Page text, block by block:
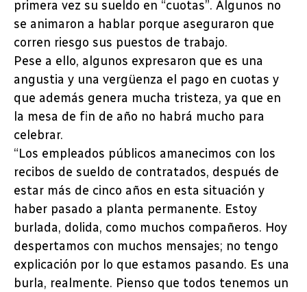
primera vez su sueldo en “cuotas”. Algunos no
se animaron a hablar porque aseguraron que
corren riesgo sus puestos de trabajo.
Pese a ello, algunos expresaron que es una
angustia y una vergüenza el pago en cuotas y
que además genera mucha tristeza, ya que en
la mesa de fin de año no habrá mucho para
celebrar.
“Los empleados públicos amanecimos con los
recibos de sueldo de contratados, después de
estar más de cinco años en esta situación y
haber pasado a planta permanente. Estoy
burlada, dolida, como muchos compañeros. Hoy
despertamos con muchos mensajes; no tengo
explicación por lo que estamos pasando. Es una
burla, realmente. Pienso que todos tenemos un